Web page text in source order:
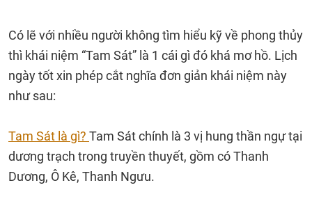
Có lẽ với nhiều người không tìm hiểu kỹ về phong thủy
thì khái niệm “Tam Sát” là 1 cái gì đó khá mơ hồ. Lịch
ngày tốt xin phép cắt nghĩa đơn giản khái niệm này
như sau:
Tam Sát là gì? Tam Sát chính là 3 vị hung thần ngự tại
dương trạch trong truyền thuyết, gồm có Thanh
Dương, Ô Kê, Thanh Ngưu.